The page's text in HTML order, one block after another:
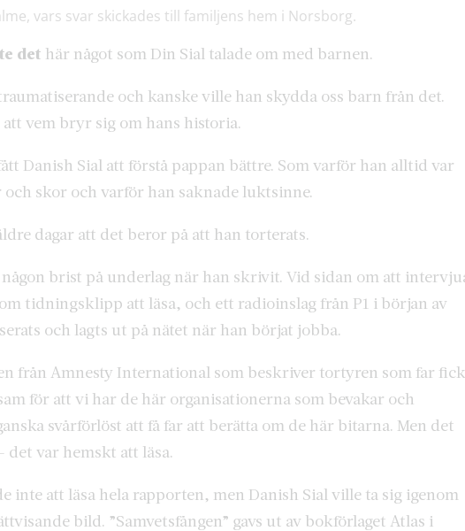
vars svar skickades till familjens hem i Norsborg.
det här något som Din Sial talade om med barnen.
och kanske ville han skydda oss barn från det.
vem bryr sig om hans historia.
Danish Sial att förstå pappan bättre. Som varför han alltid var
skor och varför han saknade luktsinne.
dagar att det beror på att han torterats.
brist på underlag när han skrivit. Vid sidan om att
tidningsklipp att läsa, och ett radioinslag från P1 i början av
och lagts ut på nätet när han börjat jobba.
från Amnesty International som beskriver tortyren som far fick
för att vi har de här organisationerna som bevakar och
svårförlöst att få far att berätta om de här bitarna. Men det
det var hemskt att läsa.
inte att läsa hela rapporten, men Danish Sial ville ta sig igenom
bild. ”Samvetsfången” gavs ut av bokförlaget Atlas i